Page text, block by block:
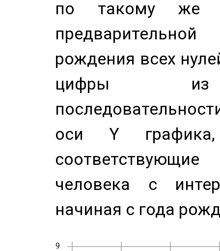
по такому же
рождения всех
цифры из
оси Y
человека с
начиная с года